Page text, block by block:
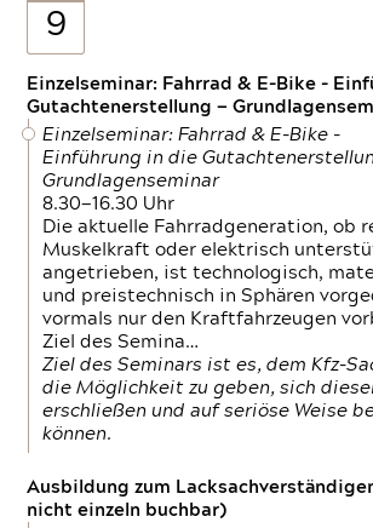
9
Einzelseminar: Fahrrad & E-Bike -
Gutachtenerstellung —
Einzelseminar: Fahrrad & E-Bike -
Einführung in die
Grundlagenseminar
8.30—16.30 Uhr
Die aktuelle Fahrradgeneration, ob
Muskelkraft oder elektrisch
angetrieben, ist technologisch,
und preistechnisch in Sphären
vormals nur den Kraftfahrzeugen
Ziel des Semina…
Ziel des Seminars ist es, dem Kfz-
die Möglichkeit zu geben, sich
erschließen und auf seriöse Weise
können.
Ausbildung zum
nicht einzeln buchbar)